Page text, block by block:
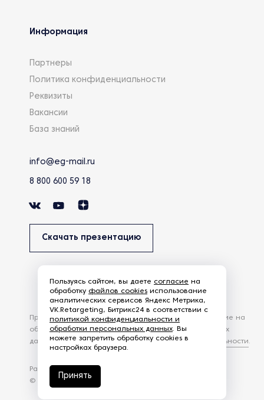
Информация
Партнеры
Политика конфиденциальности
Реквизиты
Вакансии
База знаний
info@eg-mail.ru
8 800 600 59 18
Скачать презентацию
Разработка сайта —
© 2026 – Eurasia Group. Все права защищены
Продолжая использовать наш сайт, вы даете согласие на
обработку файлов Cookies и других пользовательских
данных, в соответствии сПолитикой конфиденциальности.
Пользуясь сайтом, вы даете согласие на
обработку файлов cookies использование
аналитических сервисов Яндекс Метрика,
VK.Retargeting, Битрикс24 в соответствии с
политикой конфиденциальности и
обработки персональных данных. Вы
можете запретить обработку cookies в
настройках браузера.
Принять